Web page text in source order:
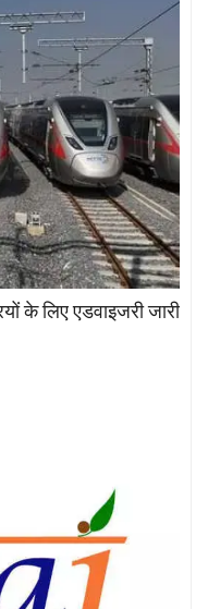
के लिए एडवाइजरी जारी